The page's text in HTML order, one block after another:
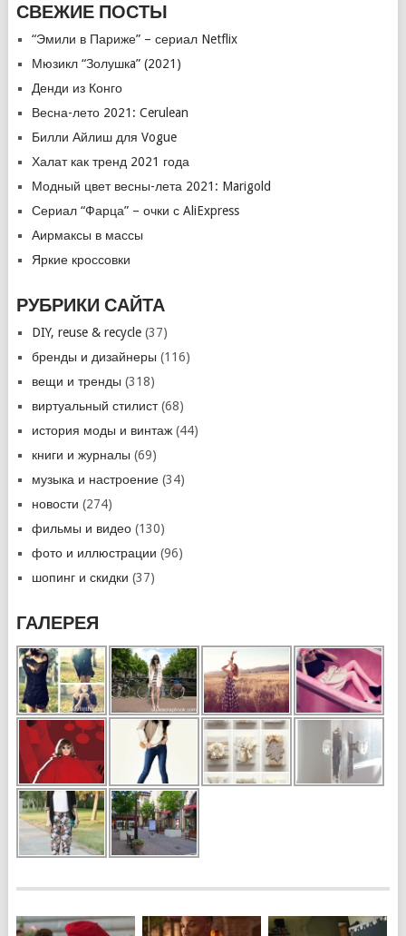
СВЕЖИЕ ПОСТЫ
“Эмили в Париже” – сериал Netflix
Мюзикл “Золушкa” (2021)
Денди из Конго
Весна-лето 2021: Cerulean
Билли Айлиш для Vogue
Халат как тренд 2021 года
Модный цвет весны-лета 2021: Marigold
Сериал “Фарца” – очки с AliExpress
Аирмаксы в массы
Яркие кроссовки
РУБРИКИ САЙТА
DIY, reuse & recycle(37)
бренды и дизайнеры (116)
вещи и тренды (318)
виртуальный стилист(68)
история моды и винтаж(44)
книги и журналы (69)
музыка и настроение(34)
новости (274)
фильмы и видео(130)
фото и иллюстрации (96)
шопинг и скидки (37)
ГАЛЕРЕЯ